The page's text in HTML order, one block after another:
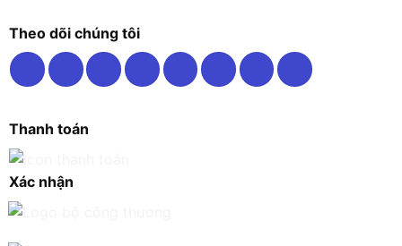
Theo dõi chúng tôi
Thanh toán
Xác nhận